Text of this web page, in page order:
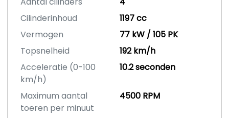
Cilinderinhoud
1197 cc
Vermogen
77 kW / 105 PK
Topsnelheid
192 km/h
Acceleratie (0-100
km/h)
10.2 seconden
Maximum aantal
toeren per minuut
4500 RPM